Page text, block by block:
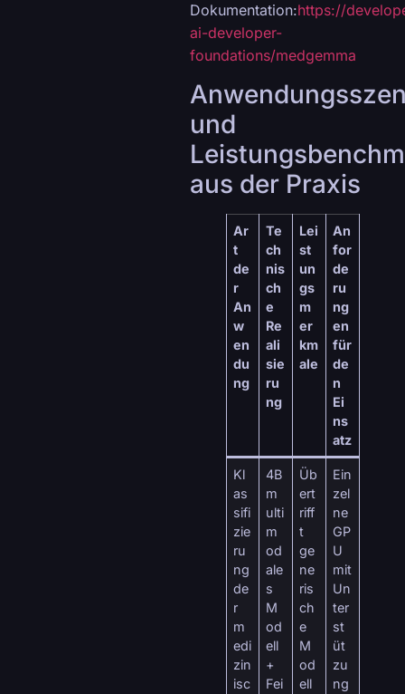
Dokumentation:https://
ai-developer-
foundations/medgemma
und
aus der Praxis
Ar
t
de
r
An
w
en
du
ng
Te
ch
nis
ch
e
Re
ali
sie
ru
ng
Lei
st
un
gs
m
er
km
ale
An
for
de
ru
ng
en
für
de
n
Ei
ns
atz
Kl
as
sifi
zie
ru
ng
de
r
m
edi
zin
isc
4B
m
ulti
m
od
ale
s
M
od
ell
+
Fei
Üb
ert
riff
t
ge
ne
ris
ch
e
M
od
ell
Ein
zel
ne
GP
U
mit
Un
ter
st
üt
zu
ng